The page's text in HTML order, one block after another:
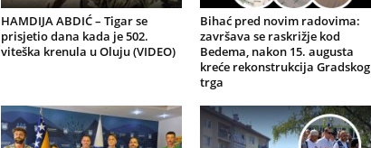
HAMDIJA ABDIĆ – Tigar se
prisjetio dana kada je 502.
viteška krenula u Oluju (VIDEO)
Bihać pred novim radovima:
završava se raskrižje kod
Bedema, nakon 15. augusta
kreće rekonstrukcija Gradskog
trga